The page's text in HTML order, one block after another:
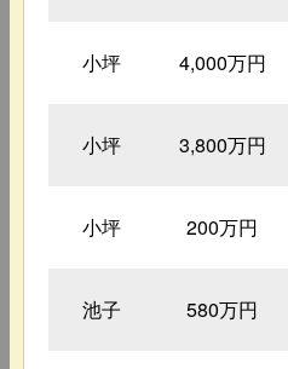
小坪 4,000万円
小坪 3,800万円
小坪 200万円
池子 580万円